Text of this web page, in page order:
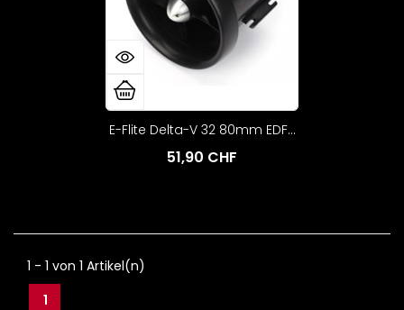
E-Flite Delta-V 32 80mm EDF...
51,90 CHF
1 - 1 von 1 Artikel(n)
1